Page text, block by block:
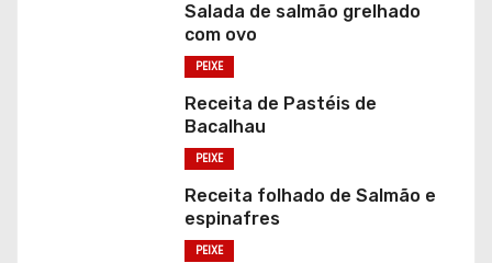
Salada de salmão grelhado
com ovo
PEIXE
Receita de Pastéis de
Bacalhau
PEIXE
Receita folhado de Salmão e
espinafres
PEIXE